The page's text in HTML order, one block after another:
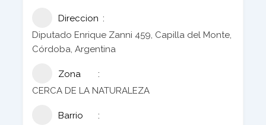
Direccion
Diputado Enrique Zanni 459, Capilla del Monte,
Córdoba, Argentina
Zona
CERCA DE LA NATURALEZA
Barrio